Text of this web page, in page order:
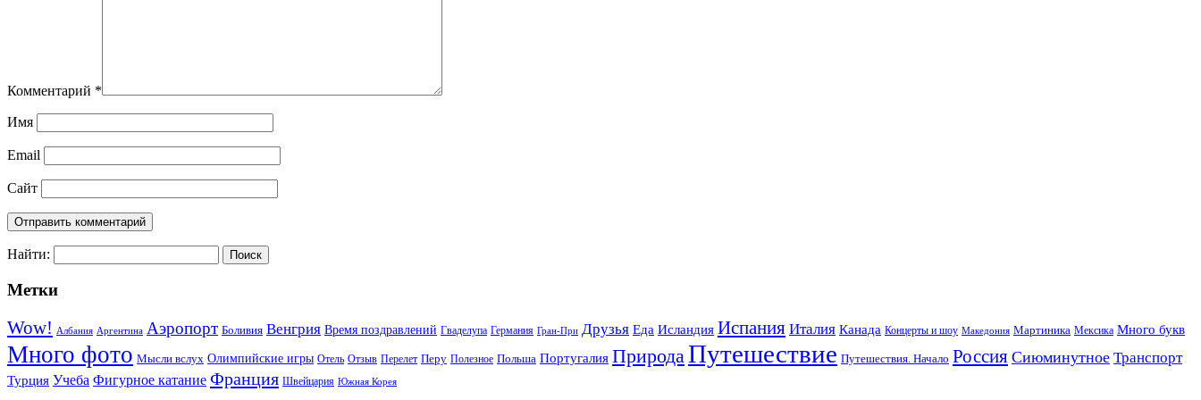
Комментарий *
Имя
Email
Сайт
Найти:
Метки
Wow! Албания Аргентина Аэропорт Боливия Венгрия Время поздравлений Гваделупа Германия Гран-При Друзья Еда Исландия Испания Италия Канада Концерты и шоу Македония Мартиника Мексика Много букв
Много фото Мысли вслух Олимпийские игры Отель Отзыв Перелет Перу Полезное Польша Португалия ПриродаПутешествие Путешествия. Начало Россия Сиюминутное Транспорт
Турция Учеба Фигурное катание Франция Швейцария Южная Корея